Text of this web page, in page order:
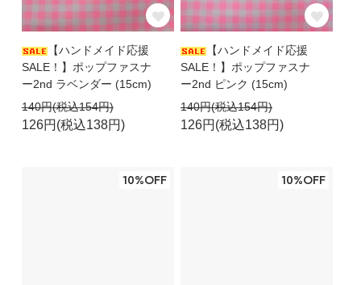
【ハンドメイド応援
SALE！】ポップファスナ
ー2nd ラベンダー (15cm)
140円(税込154円)
126円(税込138円)
【ハンドメイド応援
SALE！】ポップファスナ
ー2nd ピンク (15cm)
140円(税込154円)
126円(税込138円)
10%OFF 10%OFF